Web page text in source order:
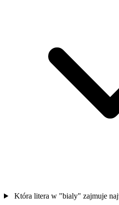
Która litera w "bialy" zajmuje